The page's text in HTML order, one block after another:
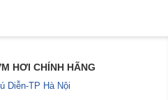
HƠI CHÍNH HÃNG
Diễn-TP Hà Nội